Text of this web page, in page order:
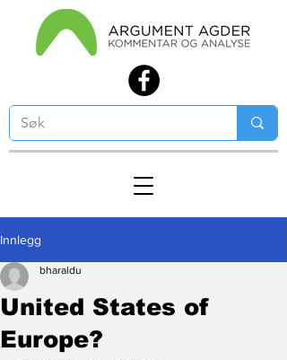
Innlegg
United States of
Europe?
bharaldu